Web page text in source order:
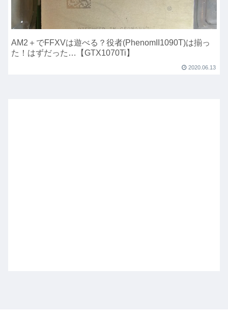
AM2＋でFFXVは遊べる？役者(PhenomII1090T)は揃っ
た！はずだった…【GTX1070Ti】
2020.06.13